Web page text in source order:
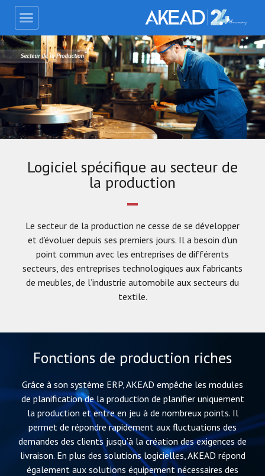
Logiciel spécifique au secteur de
la production
Le secteur de la production ne cesse de se développer
et d’évoluer depuis ses premiers jours. Il a besoin d’un
point commun avec les entreprises de différents
secteurs, des entreprises technologiques aux fabricants
de meubles, de l’industrie automobile aux secteurs du
textile.
Fonctions de production riches
Grâce à son système ERP, AKEAD empêche les modules
de planification de la production de planifier uniquement
la production et entre en jeu à de nombreux points. Il
permet de répondre rapidement aux fluctuations des
demandes des clients jusqu’à la création des exigences de
livraison. En plus des solutions logicielles, AKEAD répond
également aux solutions équipement nécessaires des